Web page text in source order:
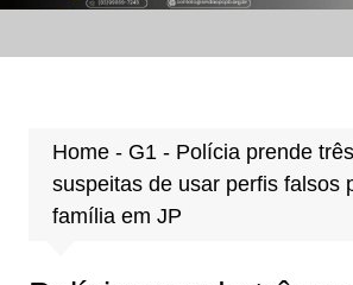
Home- G1 - Polícia prende
suspeitas de usar perfis falsos
família em JP